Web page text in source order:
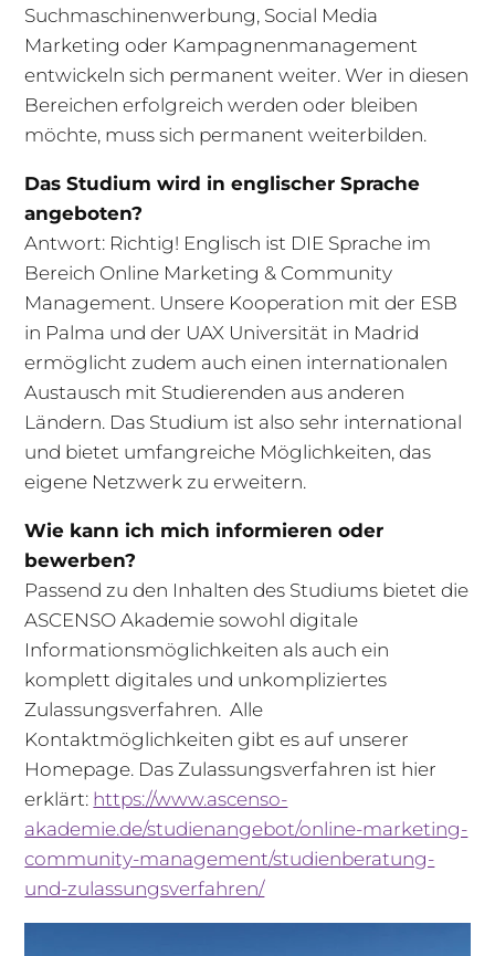
Suchmaschinenwerbung, Social Media
Marketing oder Kampagnenmanagement
entwickeln sich permanent weiter. Wer in diesen
Bereichen erfolgreich werden oder bleiben
möchte, muss sich permanent weiterbilden.
Das Studium wird in englischer Sprache
angeboten?
Antwort: Richtig! Englisch ist DIE Sprache im
Bereich Online Marketing & Community
Management. Unsere Kooperation mit der ESB
in Palma und der UAX Universität in Madrid
ermöglicht zudem auch einen internationalen
Austausch mit Studierenden aus anderen
Ländern. Das Studium ist also sehr international
und bietet umfangreiche Möglichkeiten, das
eigene Netzwerk zu erweitern.
Wie kann ich mich informieren oder
bewerben?
Passend zu den Inhalten des Studiums bietet die
ASCENSO Akademie sowohl digitale
Informationsmöglichkeiten als auch ein
komplett digitales und unkompliziertes
Zulassungsverfahren. Alle
Kontaktmöglichkeiten gibt es auf unserer
Homepage. Das Zulassungsverfahren ist hier
erklärt: https://www.ascenso-
akademie.de/studienangebot/online-marketing-
community-management/studienberatung-
und-zulassungsverfahren/